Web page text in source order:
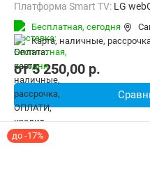
Платформа Smart TV: LG
Беспроводные интерфейсы:
Бесплатная, сегодня
карта, наличные,
от5 250,00 p.
до -17%